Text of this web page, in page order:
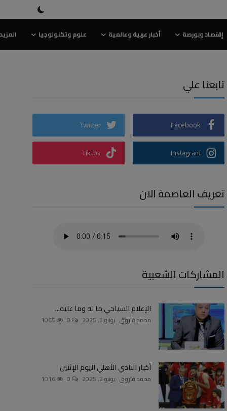
إقتصاد وبورصة أخبار عربية وعالمية علوم وتكنولوجيا
تابعنا علي
Facebook
Twitter
Instagram
TikTok
تعريف العاصمة الان
المشاركات الشعبية
الإعلام السياحي ما له وما عليه...
محمد فاروق يونيو 3, 2025 0
1065
أخبار النادي الأهلي اليوم الإثنين
محمد فاروق يونيو 2, 2025 0
1016